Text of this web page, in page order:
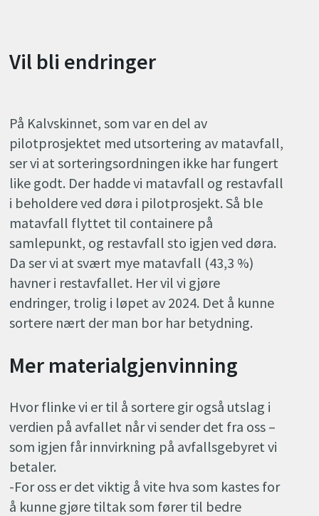
Vil bli endringer
På Kalvskinnet, som var en del av
pilotprosjektet med utsortering av matavfall,
ser vi at sorteringsordningen ikke har fungert
like godt. Der hadde vi matavfall og restavfall
i beholdere ved døra i pilotprosjekt. Så ble
matavfall flyttet til containere på
samlepunkt, og restavfall sto igjen ved døra.
Da ser vi at svært mye matavfall (43,3 %)
havner i restavfallet. Her vil vi gjøre
endringer, trolig i løpet av 2024. Det å kunne
sortere nært der man bor har betydning.
Mer materialgjenvinning
Hvor flinke vi er til å sortere gir også utslag i
verdien på avfallet når vi sender det fra oss –
som igjen får innvirkning på avfallsgebyret vi
betaler.
-For oss er det viktig å vite hva som kastes for
å kunne gjøre tiltak som fører til bedre